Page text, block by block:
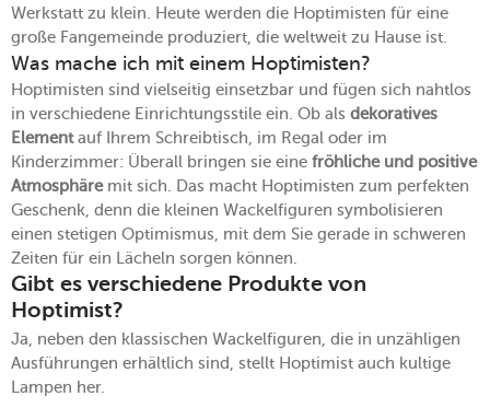
Werkstatt zu klein. Heute werden die Hoptimisten für eine
große Fangemeinde produziert, die weltweit zu Hause ist.
Was mache ich mit einem Hoptimisten?
Hoptimisten sind vielseitig einsetzbar und fügen sich nahtlos
in verschiedene Einrichtungsstile ein. Ob als dekoratives
Elementauf Ihrem Schreibtisch, im Regal oder im
Kinderzimmer: Überall bringen sie eine fröhliche und positive
Atmosphäremit sich. Das macht Hoptimisten zum perfekten
Geschenk, denn die kleinen Wackelfiguren symbolisieren
einen stetigen Optimismus, mit dem Sie gerade in schweren
Zeiten für ein Lächeln sorgen können.
Gibt es verschiedene Produkte von
Hoptimist?
Ja, neben den klassischen Wackelfiguren, die in unzähligen
Ausführungen erhältlich sind, stellt Hoptimist auch kultige
Lampen her.